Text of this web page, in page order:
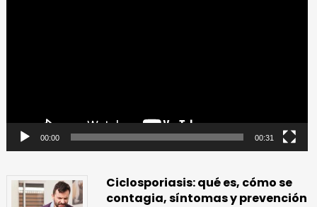
00:00 00:31
Ciclosporiasis: qué es, cómo se
contagia, síntomas y prevención